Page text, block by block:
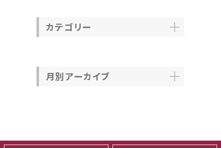
カテゴリー
月別アーカイブ